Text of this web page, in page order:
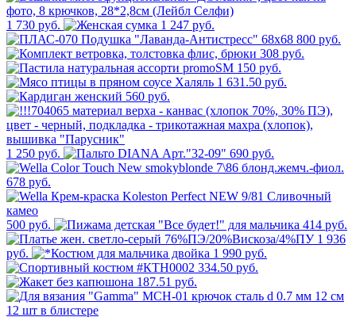
1 730 руб.
1 247 руб.
800 руб.
308 руб.
150 руб.
1 631.50 руб.
560 руб.
1 250 руб. 690 руб.
678 руб.
500 руб.
414 руб.
1 936
руб.
1 990 руб.
334.50 руб.
187.51 руб.